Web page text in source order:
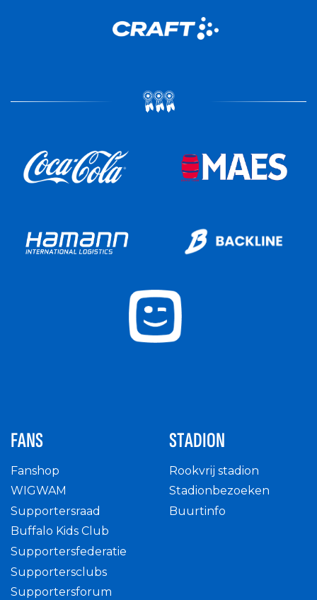
FANS
Fanshop
WIGWAM
Supportersraad
Buffalo Kids Club
Supportersfederatie
Supportersclubs
Supportersforum
STADION
Rookvrij stadion
Stadionbezoeken
Buurtinfo